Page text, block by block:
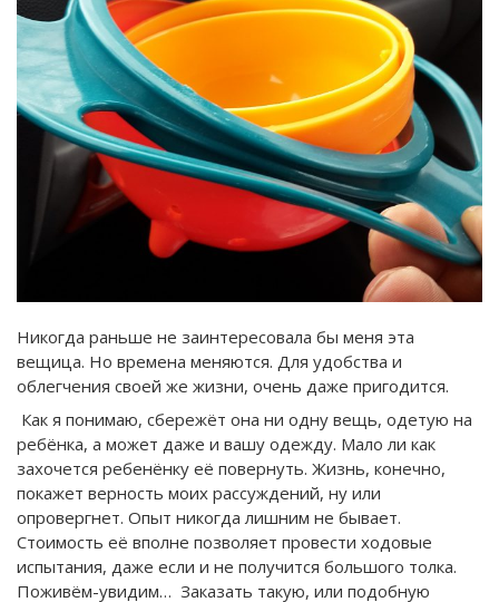
Никогда раньше не заинтересовала бы меня эта
вещица. Но времена меняются. Для удобства и
облегчения своей же жизни, очень даже пригодится.
Как я понимаю, сбережёт она ни одну вещь, одетую на
ребёнка, а может даже и вашу одежду. Мало ли как
захочется ребенёнку её повернуть. Жизнь, конечно,
покажет верность моих рассуждений, ну или
опровергнет. Опыт никогда лишним не бывает.
Стоимость её вполне позволяет провести ходовые
испытания, даже если и не получится большого толка.
Поживём-увидим… Заказать такую, или подобную